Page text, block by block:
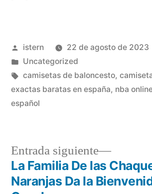
Publicado
por
istern
22 de agosto de 2023
Publicado
en
Uncategorized
Etiquetas:
camisetas de baloncesto,
exactas baratas en españa, nba
español
Navegación
Entrada siguiente
Entrada
La Familia De las
Naranjas Da la